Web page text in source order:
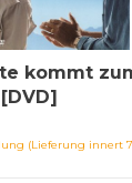
kommt
(Lieferung innert